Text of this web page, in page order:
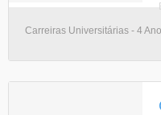
Carreiras Universitárias - 4